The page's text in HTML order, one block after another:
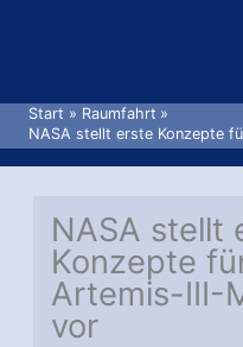
Start
Raumfahrt
NASA stellt erste Konzepte
NASA stellt
Konzepte
Artemis-III-
vor